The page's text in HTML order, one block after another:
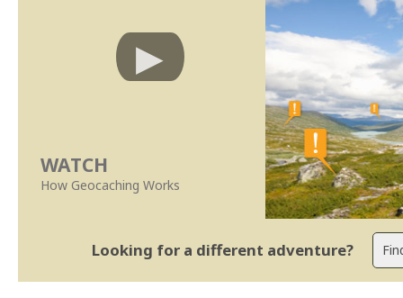
WATCH
How Geocaching Works
Looking for a different adventure?